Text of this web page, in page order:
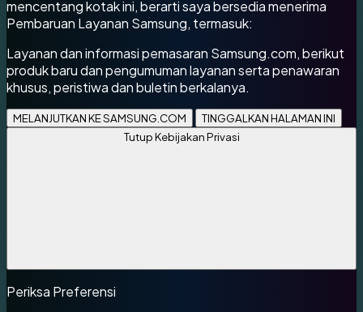
mencentang kotak ini, berarti saya bersedia menerima
Pembaruan Layanan Samsung, termasuk:
Layanan dan informasi pemasaran Samsung.com, berikut
produk baru dan pengumuman layanan serta penawaran
khusus, peristiwa dan buletin berkalanya.
MELANJUTKAN KE SAMSUNG.COM
TINGGALKAN HALAMAN INI
Tutup Kebijakan Privasi
Periksa Preferensi